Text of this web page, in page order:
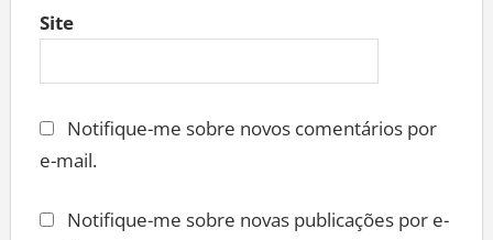
Site
Notifique-me sobre novos comentários por
e-mail.
Notifique-me sobre novas publicações por e-